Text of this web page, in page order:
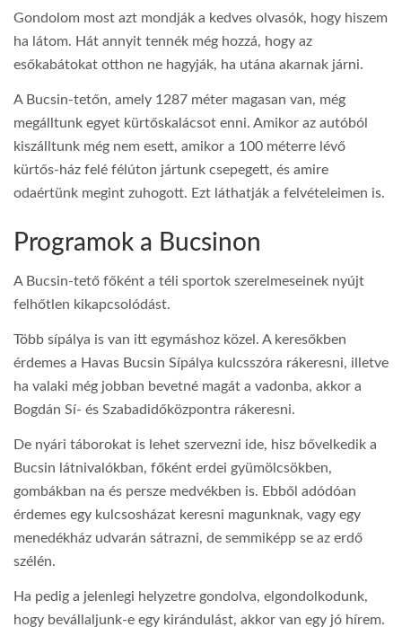
Gondolom most azt mondják a kedves olvasók, hogy hiszem
ha látom. Hát annyit tennék még hozzá, hogy az
esőkabátokat otthon ne hagyják, ha utána akarnak járni.
A Bucsin-tetőn, amely 1287 méter magasan van, még
megálltunk egyet kürtőskalácsot enni. Amikor az autóból
kiszálltunk még nem esett, amikor a 100 méterre lévő
kürtős-ház felé félúton jártunk csepegett, és amire
odaértünk megint zuhogott. Ezt láthatják a felvételeimen is.
Programok a Bucsinon
A Bucsin-tető főként a téli sportok szerelmeseinek nyújt
felhőtlen kikapcsolódást.
Több sípálya is van itt egymáshoz közel. A keresőkben
érdemes a Havas Bucsin Sípálya kulcsszóra rákeresni, illetve
ha valaki még jobban bevetné magát a vadonba, akkor a
Bogdán Sí- és Szabadidőközpontra rákeresni.
De nyári táborokat is lehet szervezni ide, hisz bővelkedik a
Bucsin látnivalókban, főként erdei gyümölcsökben,
gombákban na és persze medvékben is. Ebből adódóan
érdemes egy kulcsosházat keresni magunknak, vagy egy
menedékház udvarán sátrazni, de semmiképp se az erdő
szélén.
Ha pedig a jelenlegi helyzetre gondolva, elgondolkodunk,
hogy bevállaljunk-e egy kirándulást, akkor van egy jó hírem.